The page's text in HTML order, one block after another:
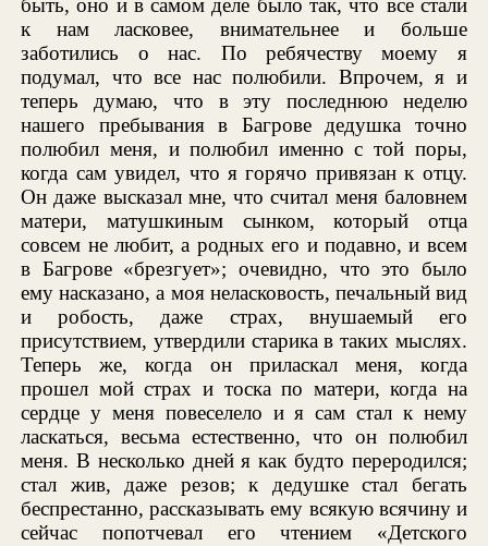
быть, оно и в самом деле было так, что все стали
к нам ласковее, внимательнее и больше
заботились о нас. По ребячеству моему я
подумал, что все нас полюбили. Впрочем, я и
теперь думаю, что в эту последнюю неделю
нашего пребывания в Багрове дедушка точно
полюбил меня, и полюбил именно с той поры,
когда сам увидел, что я горячо привязан к отцу.
Он даже высказал мне, что считал меня баловнем
матери, матушкиным сынком, который отца
совсем не любит, а родных его и подавно, и всем
в Багрове «брезгует»; очевидно, что это было
ему насказано, а моя неласковость, печальный вид
и робость, даже страх, внушаемый его
присутствием, утвердили старика в таких мыслях.
Теперь же, когда он приласкал меня, когда
прошел мой страх и тоска по матери, когда на
сердце у меня повеселело и я сам стал к нему
ласкаться, весьма естественно, что он полюбил
меня. В несколько дней я как будто переродился;
стал жив, даже резов; к дедушке стал бегать
беспрестанно, рассказывать ему всякую всячину и
сейчас попотчевал его чтением «Детского